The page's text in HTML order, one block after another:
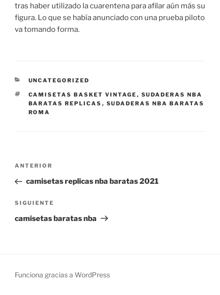
tras haber utilizado la cuarentena para afilar aún más su
figura. Lo que se había anunciado con una prueba piloto
va tomando forma.
CATEGORÍAS
UNCATEGORIZED
ETIQUETAS
CAMISETAS BASKET VINTAGE , SUDADERAS NBA
BARATAS REPLICAS , SUDADERAS NBA BARATAS
ROMA
Navegación
entradas
Entrada
anterior:
ANTERIOR
camisetas replicas nba baratas 2021
Siguiente
entrada
SIGUIENTE
camisetas baratas nba
Funciona gracias a WordPress